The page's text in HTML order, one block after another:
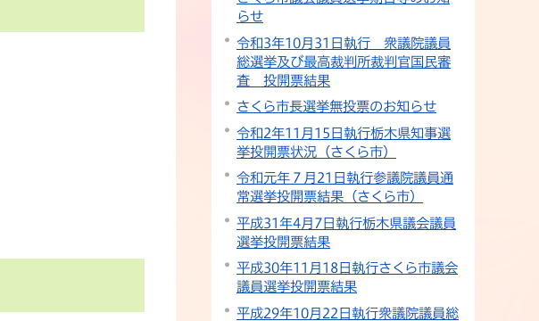
らせ
令和3年10月31日執行 衆議院議員
総選挙及び最高裁判所裁判官国民審
査 投開票結果
さくら市長選挙無投票のお知らせ
令和2年11月15日執行栃木県知事選
挙投開票状況（さくら市）
令和元年７月21日執行参議院議員通
常選挙投開票結果（さくら市）
平成31年4月7日執行栃木県議会議員
選挙投開票結果
平成30年11月18日執行さくら市議会
議員選挙投開票結果
平成29年10月22日執行衆議院議員総